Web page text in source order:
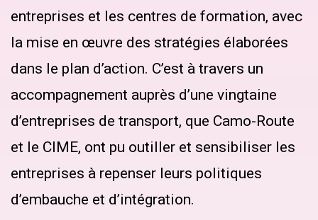
entreprises et les centres de formation, avec
la mise en œuvre des stratégies élaborées
dans le plan d’action. C’est à travers un
accompagnement auprès d’une vingtaine
d’entreprises de transport, que Camo-Route
et le CIME, ont pu outiller et sensibiliser les
entreprises à repenser leurs politiques
d’embauche et d’intégration.